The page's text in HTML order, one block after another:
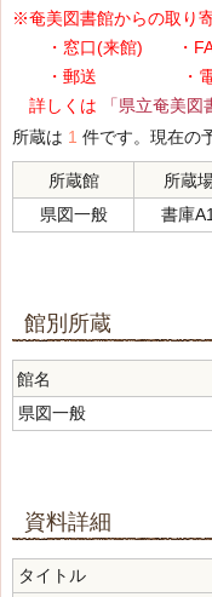
※奄美図書館からの取り
・窓口(来館) ・
・郵送 ・電子
詳しくは
「県立奄美
所蔵は 1 件です。現在の
所蔵館 所蔵
県図一般
書庫
館別所蔵
館名
県図一般
資料詳細
タイトル